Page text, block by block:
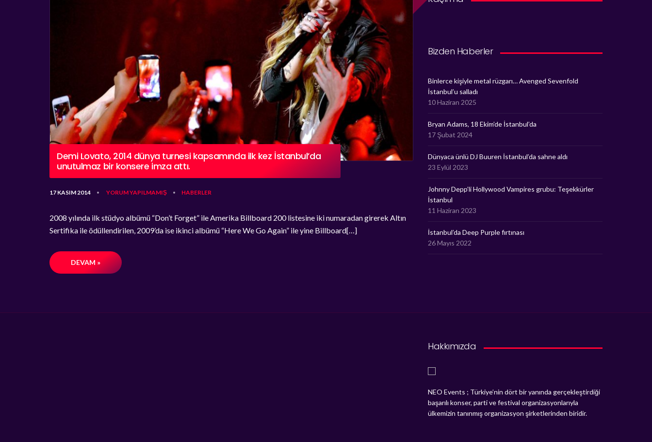
Demi Lovato, 2014 dünya turnesi kapsamında ilk kez İstanbul’da
unutulmaz bir konsere imza attı.
17 KASIM 2014 • YORUM YAPILMAMIŞ • HABERLER
2008 yılında ilk stüdyo albümü “Don’t Forget” ile Amerika Billboard 200 listesine iki numaradan girerek Altın
Sertifika ile ödüllendirilen, 2009’da ise ikinci albümü “Here We Go Again” ile yine Billboard[…]
DEVAM »
Bizden Haberler
Binlerce kişiyle metal rüzgarı… Avenged Sevenfold
İstanbul’u salladı
10 Haziran 2025
Bryan Adams, 18 Ekim’de İstanbul’da
17 Şubat 2024
Dünyaca ünlü DJ Buuren İstanbul’da sahne aldı
23 Eylül 2023
Johnny Depp’li Hollywood Vampires grubu: Teşekkürler
İstanbul
11 Haziran 2023
İstanbul’da Deep Purple fırtınası
26 Mayıs 2022
Hakkımızda
NEO Events ; Türkiye’nin dört bir yanında gerçekleştirdiği
başarılı konser, parti ve festival organizasyonlarıyla
ülkemizin tanınmış organizasyon şirketlerinden biridir.